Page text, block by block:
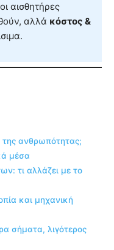
αισθητήρες
αλλά κόστος &
ανθρωπότητας;
μέσα
τι αλλάζει με το
και μηχανική
σήματα, λιγότερος